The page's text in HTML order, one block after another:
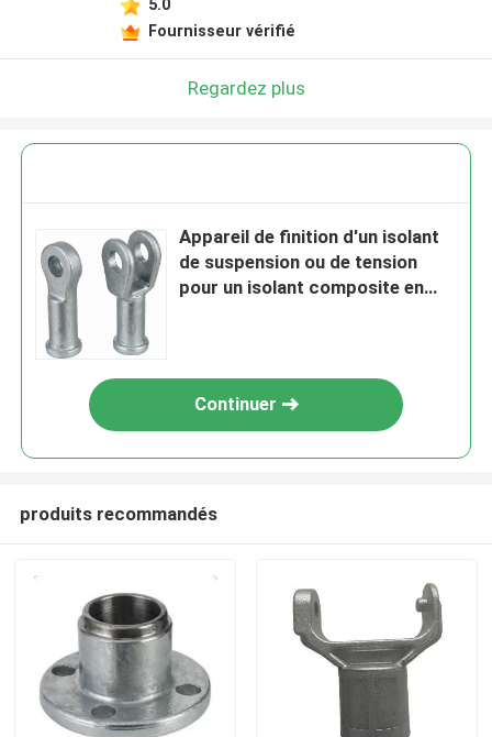
5.0
Fournisseur vérifié
Regardez plus
Appareil de finition d'un isolant
de suspension ou de tension
pour un isolant composite en
Continuer
produits recommandés